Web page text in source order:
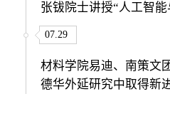
张钹院士讲授“人工智能
07.29
材料学院易迪、南策文
德华外延研究中取得新